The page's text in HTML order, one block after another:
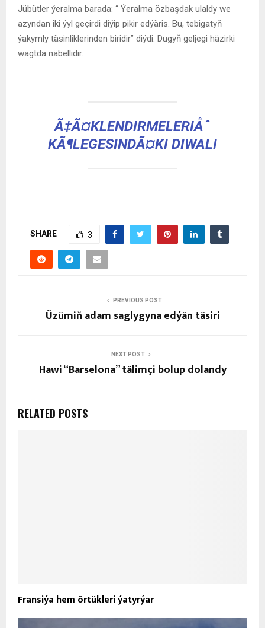
Jübütler ýeralma barada: “ Ýeralma özbaşdak ulaldy we
azyndan iki ýyl geçirdi diýip pikir edýäris. Bu, tebigatyň
ýakymly täsinliklerinden biridir” diýdi. Dugyň geljegi häzirki
wagtda näbellidir.
Ã‡Ã¤KLENDIRMELERIÅˆ
KÃ¶LEGESINDÃ¤KI DIWALI
SHARE 3
PREVIOUS POST
Üzümiň adam saglygyna edýän täsiri
NEXT POST
Hawi “Barselona” tälimçi bolup dolandy
RELATED POSTS
Fransiýa hem örtükleri ýatyrýar